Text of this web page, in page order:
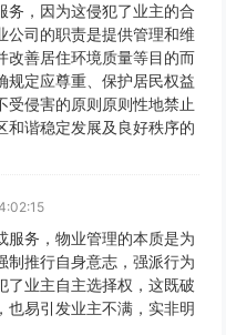
务，因为这侵犯了业主的合
公司的职责是提供管理和维
改善居住环境质量等目的而
规定应尊重、保护居民权益
受侵害的原则原则性地禁止
和谐稳定发展及良好秩序的
服务，物业管理的本质是为
制推行自身意志，强派行为
了业主自主选择权，这既破
也易引发业主不满，实非明